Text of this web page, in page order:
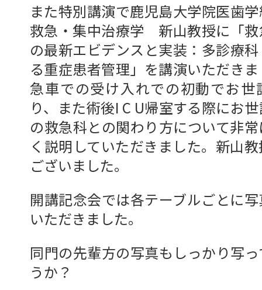
また特別講演で鹿児島大学院医歯
救急・集中治療学 新山教授に「救
の最新エビデンスと実装：多診療
る重症患者管理」を講演いただき
急車での受け入れでの初動でお世
り、また術後I C U帰室する際にお
の救急科との関わり方について非
く説明していただきました。新山
ございました。
開講記念会では各テーブルごとに
いただきました。
同門の先輩方の写真もしっかり写
うか？